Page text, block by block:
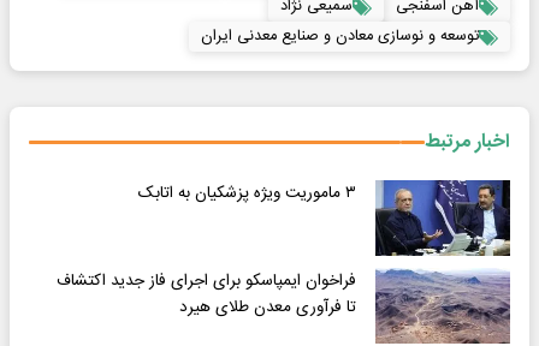
آهن اسفنجی
سمیعی نژاد
توسعه و نوسازی معادن و صنایع معدنی ایران
اخبار مرتبط
۳ ماموریت ویژه پزشکیان به اتابک
فراخوان ایمپاسکو برای اجرای فاز جدید اکتشاف
تا فرآوری معدن طلای هیرد